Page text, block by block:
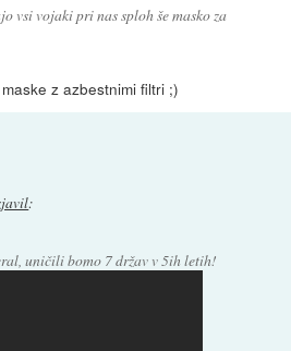
vsi vojaki pri nas sploh še masko za
z azbestnimi filtri ;)
:
uničili bomo 7 držav v 5ih letih!